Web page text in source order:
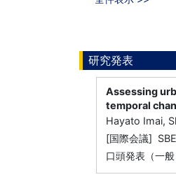
研究発表
Assessing
temporal
Hayato Imai,
[国際会議]
口頭発表（一